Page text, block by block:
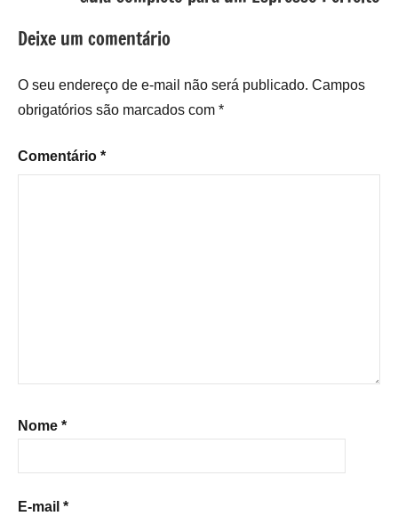
Deixe um comentário
O seu endereço de e-mail não será publicado. Campos
obrigatórios são marcados com *
Comentário *
Nome *
E-mail *